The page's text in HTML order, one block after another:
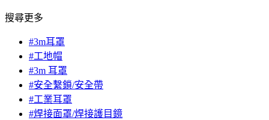
搜尋更多
#3m耳罩
#工地帽
#3m 耳罩
#安全繫鎖/安全帶
#工業耳罩
#焊接面罩/焊接護目鏡